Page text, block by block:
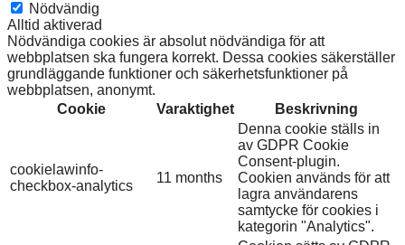
Nödvändig
Alltid aktiverad
Nödvändiga cookies är absolut nödvändiga för att
webbplatsen ska fungera korrekt. Dessa cookies säkerställer
grundläggande funktioner och säkerhetsfunktioner på
webbplatsen, anonymt.
Cookie
Varaktighet Beskrivning
cookielawinfo-
checkbox-analytics
11 months
Denna cookie ställs in
av GDPR Cookie
Consent-plugin.
Cookien används för att
lagra användarens
samtycke för cookies i
kategorin "Analytics".